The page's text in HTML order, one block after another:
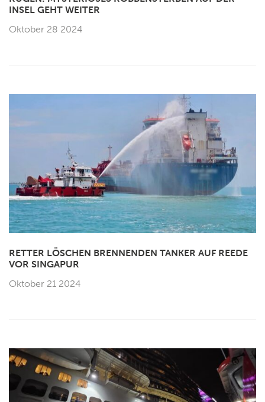
INSEL GEHT WEITER
Oktober 28 2024
RETTER LÖSCHEN BRENNENDEN TANKER AUF REEDE
VOR SINGAPUR
Oktober 21 2024